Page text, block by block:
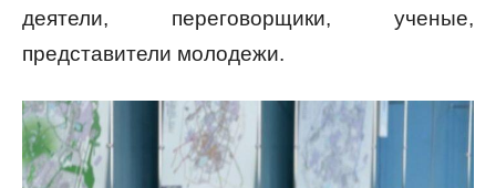
деятели, переговорщики, ученые,
представители молодежи.